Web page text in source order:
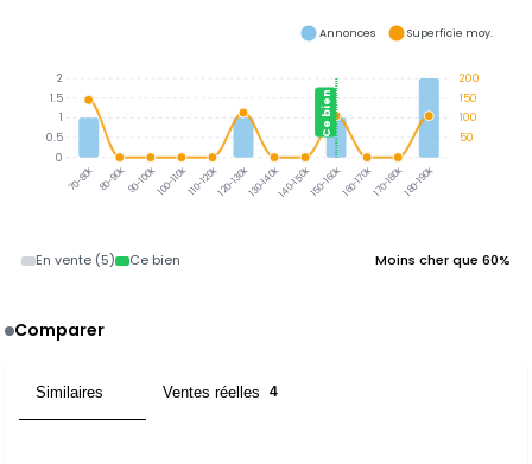
70-80k 80-90k90-100k100-110k110-120k120-130k130-140k140-150k150-160k160-170k170-180k180-190k
Ce bien
200
150
100
50
2
1.5
1
0.5
0
Annonces Superficie moy.
En vente (5) Ce bien Moins cher que 60%
Comparer
Similaires Ventes réelles 4